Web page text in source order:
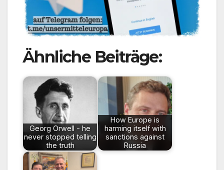
Ähnliche Beiträge:
Georg Orwell - he
never stopped telling
the truth
How Europe is
harming itself with
sanctions against
Russia